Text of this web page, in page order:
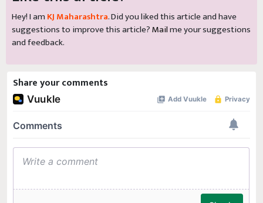
Hey! I am KJ Maharashtra. Did you liked this article and have
suggestions to improve this article?Mailme your suggestions
and feedback.
Share your comments